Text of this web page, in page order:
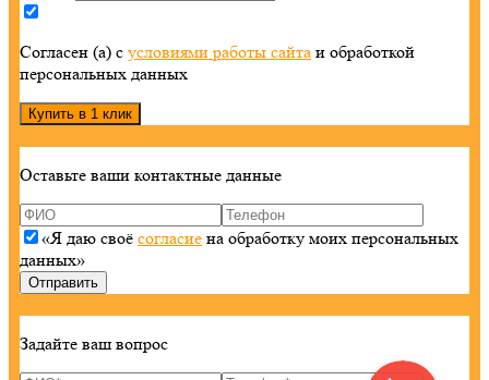
Согласен (а) с условиями работы сайта и обработкой
персональных данных
Оставьте ваши контактные данные
«Я даю своё согласие на обработку моих персональных
данных»
Задайте ваш вопрос